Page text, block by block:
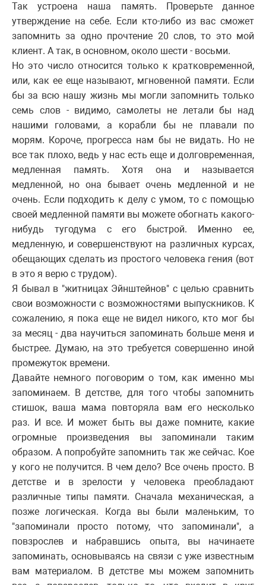
Так устроена наша память. Проверьте данное
утверждение на себе. Если кто-либо из вас сможет
запомнить за одно прочтение 20 слов, то это мой
клиент. А так, в основном, около шести - восьми.
Но это число относится только к кратковременной,
или, как ее еще называют, мгновенной памяти. Если
бы за всю нашу жизнь мы могли запомнить только
семь слов - видимо, самолеты не летали бы над
нашими головами, а корабли бы не плавали по
морям. Короче, прогресса нам бы не видать. Но не
все так плохо, ведь у нас есть еще и долговременная,
медленная память. Хотя она и называется
медленной, но она бывает очень медленной и не
очень. Если подходить к делу с умом, то с помощью
своей медленной памяти вы можете обогнать какого-
нибудь тугодума с его быстрой. Именно ее,
медленную, и совершенствуют на различных курсах,
обещающих сделать из простого человека гения (вот
в это я верю с трудом).
Я бывал в "житницах Эйнштейнов" с целью сравнить
свои возможности с возможностями выпускников. К
сожалению, я пока еще не видел никого, кто мог бы
за месяц - два научиться запоминать больше меня и
быстрее. Думаю, на это требуется совершенно иной
промежуток времени.
Давайте немного поговорим о том, как именно мы
запоминаем. В детстве, для того чтобы запомнить
стишок, ваша мама повторяла вам его несколько
раз. И все. И может быть вы даже помните, какие
огромные произведения вы запоминали таким
образом. А попробуйте запомнить так же сейчас. Кое
у кого не получится. В чем дело? Все очень просто. В
детстве и в зрелости у человека преобладают
различные типы памяти. Сначала механическая, а
позже логическая. Когда вы были маленьким, то
"запоминали просто потому, что запоминали", а
повзрослев и набравшись опыта, вы начинаете
запоминать, основываясь на связи с уже известным
вам материалом. В детстве мы можем запомнить